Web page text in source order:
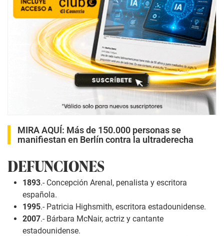
MIRA AQUÍ: Más de 150.000 personas se
manifiestan en Berlín contra la ultraderecha
DEFUNCIONES
1893.- Concepción Arenal, penalista y escritora
española.
1995.- Patricia Highsmith, escritora estadounidense.
2007.- Bárbara McNair, actriz y cantante
estadounidense.